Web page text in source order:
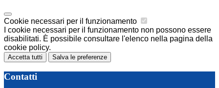
Cookie necessari per il funzionamento
I cookie necessari per il funzionamento non possono essere
disabilitati. È possibile consultare l'elenco nella pagina della
cookie policy.
Accetta tutti Salva le preferenze
Contatti